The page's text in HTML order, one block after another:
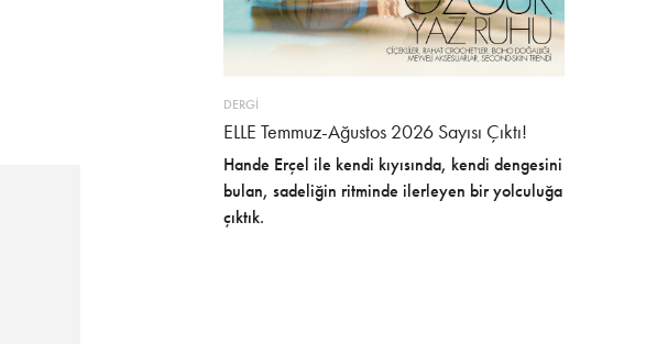
DERGİ
ELLE Temmuz-Ağustos 2026 Sayısı Çıktı!
Hande Erçel ile kendi kıyısında, kendi dengesini
bulan, sadeliğin ritminde ilerleyen bir yolculuğa
çıktık.